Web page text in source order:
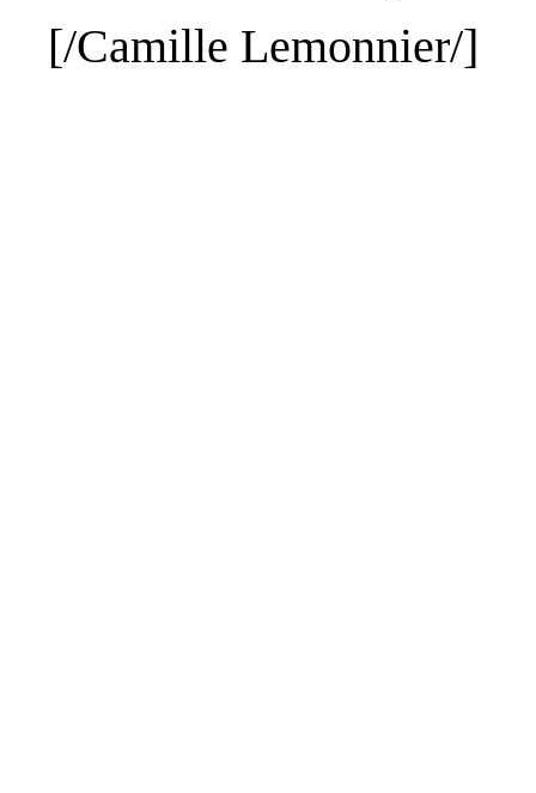
[/Camille Lemonnier/]